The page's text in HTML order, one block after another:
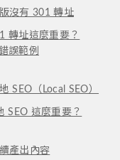
沒有 301 轉址
轉址這麼重要？
誤範例
SEO（Local SEO）
SEO 這麼重要？
產出內容